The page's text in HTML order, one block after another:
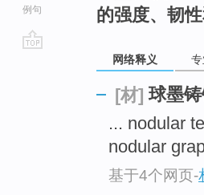
例句
的强度、韧性
网络释义
[材] 球墨
... nodular
nodular
基于4个网页-